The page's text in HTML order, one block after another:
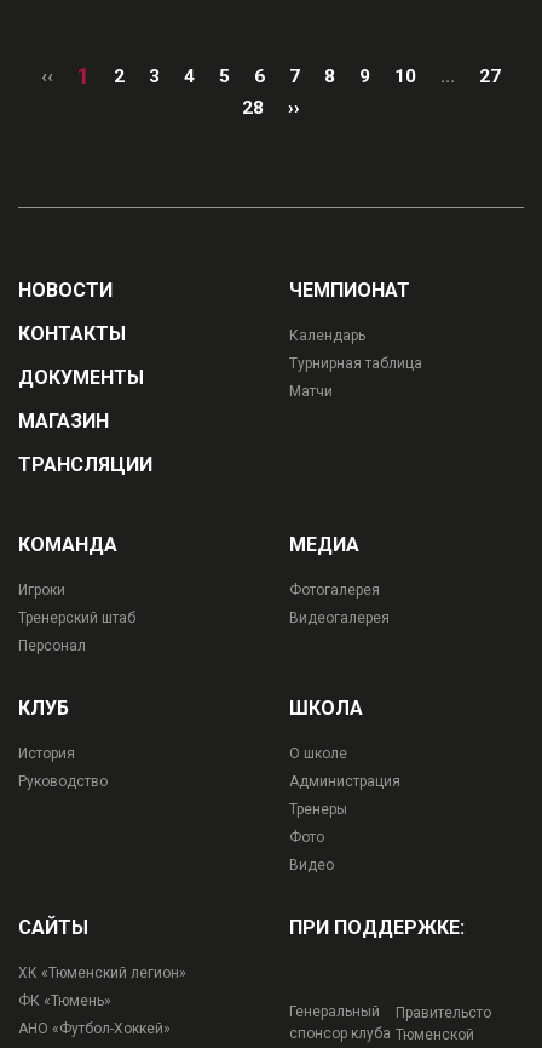
‹‹ 1 2 3 4 5 6 7 8 9 10 ...
27
28
››
НОВОСТИ
КОНТАКТЫ
ДОКУМЕНТЫ
МАГАЗИН
ТРАНСЛЯЦИИ
ЧЕМПИОНАТ
Календарь
Турнирная таблица
Матчи
КОМАНДА
Игроки
Тренерский штаб
Персонал
МЕДИА
Фотогалерея
Видеогалерея
КЛУБ
История
Руководство
ШКОЛА
О школе
Администрация
Тренеры
Фото
Видео
САЙТЫ
ХК «Тюменский легион»
ФК «Тюмень»
АНО «Футбол-Хоккей»
ПРИ ПОДДЕРЖКЕ:
Генеральный
спонсор клуба
Правительсто
Тюменской